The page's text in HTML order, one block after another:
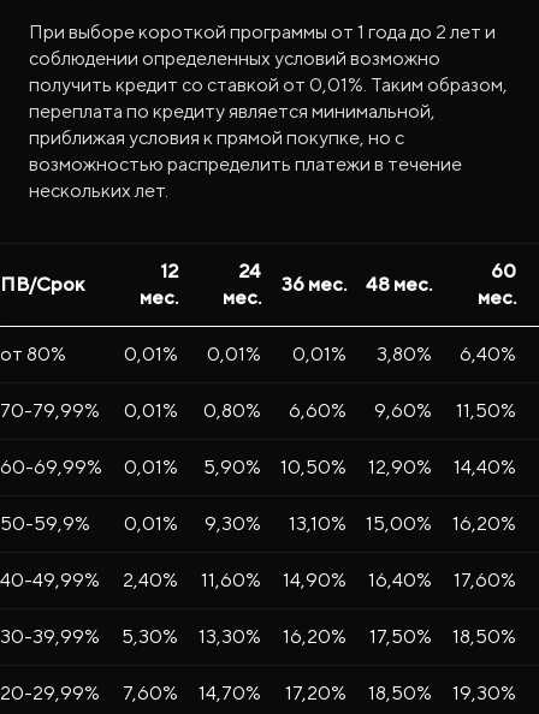
При выборе короткой программы от 1 года до 2 лет и
соблюдении определенных условий возможно
получить кредит со ставкой от 0,01%. Таким образом,
переплата по кредиту является минимальной,
приближая условия к прямой покупке, но с
возможностью распределить платежи в течение
нескольких лет.
ПВ/Срок
12
мес.
24
мес.
36 мес. 48 мес.
60
мес.
от 80% 0,01% 0,01% 0,01% 3,80% 6,40%
70-79,99% 0,01% 0,80% 6,60% 9,60% 11,50%
60-69,99% 0,01% 5,90% 10,50% 12,90% 14,40%
50-59,9% 0,01% 9,30% 13,10% 15,00% 16,20%
40-49,99% 2,40% 11,60% 14,90% 16,40% 17,60%
30-39,99% 5,30% 13,30% 16,20% 17,50% 18,50%
20-29,99% 7,60% 14,70% 17,20% 18,50% 19,30%